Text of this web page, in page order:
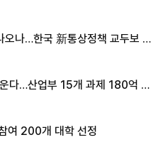
오나…한국 新통상정책 교두보 활
다…산업부 15개 과제 180억 지
여 200개 대학 선정